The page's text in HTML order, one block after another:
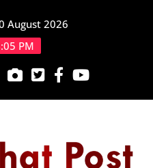
August 2026
PM